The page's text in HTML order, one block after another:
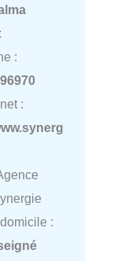
:
:
: